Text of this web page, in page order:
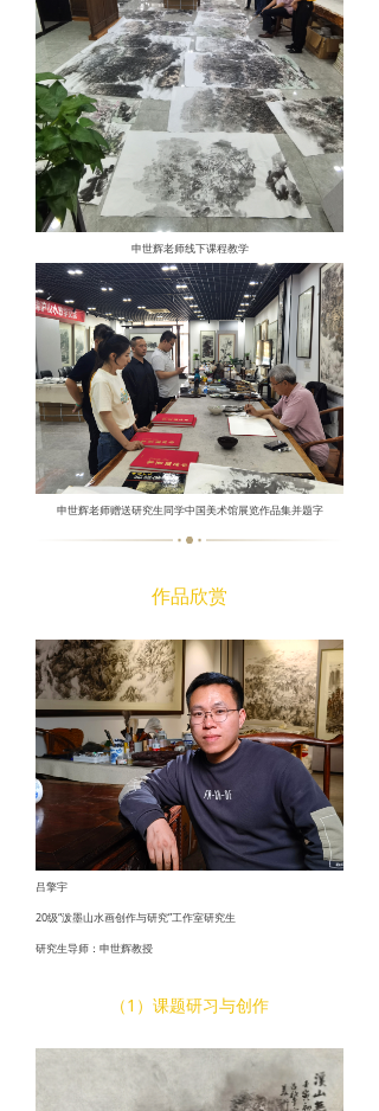
申世辉老师线下课程教学
申世辉老师赠送研究生同学中国美术馆展览作品集并题字
作品欣赏
吕擎宇
20级“泼墨山水画创作与研究”工作室研究生
研究生导师：申世辉教授
（1）课题研习与创作